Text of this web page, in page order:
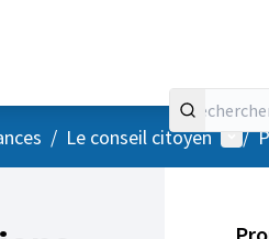
/ Le conseil citoyen /